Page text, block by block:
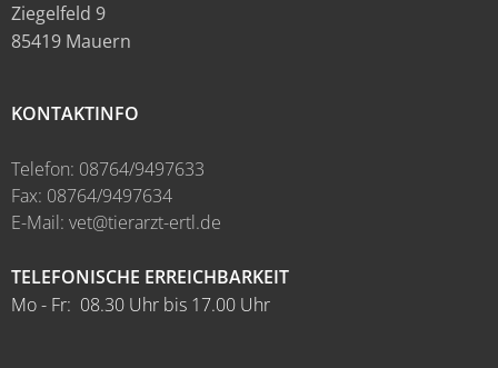
Ziegelfeld 9
85419 Mauern
KONTAKTINFO
Telefon: 08764/9497633
Fax: 08764/9497634
E-Mail: vet@tierarzt-ertl.de
TELEFONISCHE ERREICHBARKEIT
Mo - Fr: 08.30 Uhr bis 17.00 Uhr